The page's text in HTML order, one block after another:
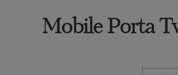
Mobile Porta